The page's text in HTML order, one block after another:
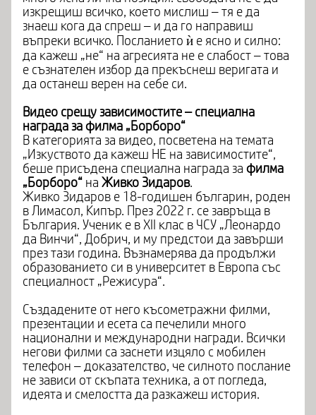
изкрещиш всичко, което мислиш – тя е да
знаеш кога да спреш – и да го направиш
въпреки всичко. Посланието ѝ е ясно и силно:
да кажеш „не“ на агресията не е слабост – това
е съзнателен избор да прекъснеш веригата и
да останеш верен на себе си.
Видео срещу зависимостите – специална
награда за филма „Борборо“
В категорията за видео, посветена на темата
„Изкуството да кажеш НЕ на зависимостите“,
беше присъдена специална награда за филма
„Борборо“ на Живко Зидаров.
Живко Зидаров е 18-годишен българин, роден
в Лимасол, Кипър. През 2022 г. се завръща в
България. Ученик е в XII клас в ЧСУ „Леонардо
да Винчи“, Добрич, и му предстои да завърши
през тази година. Възнамерява да продължи
образованието си в университет в Европа със
специалност „Режисура“.
Създадените от него късометражни филми,
презентации и есета са печелили много
национални и международни награди. Всички
негови филми са заснети изцяло с мобилен
телефон – доказателство, че силното послание
не зависи от скъпата техника, а от погледа,
идеята и смелостта да разкажеш история.